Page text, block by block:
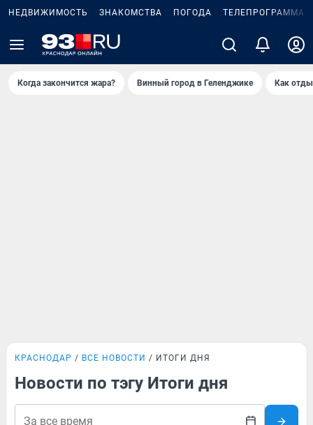
НЕДВИЖИМОСТЬ ЗНАКОМСТВА ПОГОДА ТЕЛЕПРОГРАММА
Когда закончится жара? Винный город в Геленджике Как
КРАСНОДАР ВСЕ НОВОСТИ ИТОГИ ДНЯ
Новости по тэгу Итоги дня